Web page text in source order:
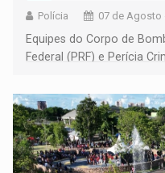
Polícia 07 de Agosto
Equipes do Corpo de
Federal (PRF) e Perícia